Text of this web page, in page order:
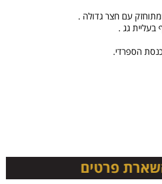
עם חצר גדולה .
הספרדי.